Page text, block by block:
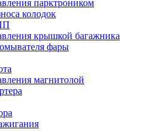
парктроником
колодок
крышкой багажника
фары
магнитолой